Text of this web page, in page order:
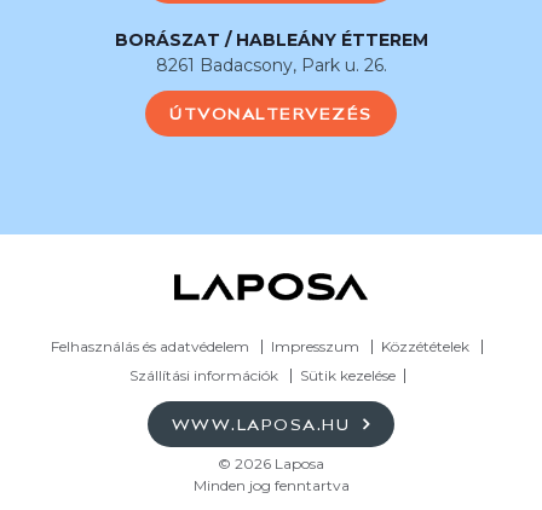
BORÁSZAT / HABLEÁNY ÉTTEREM
8261 Badacsony, Park u. 26.
ÚTVONALTERVEZÉS
Felhasználás és adatvédelem Impresszum
Közzétételek
Szállítási információk
Sütik kezelése
WWW.LAPOSA.HU
© 2026 Laposa
Minden jog fenntartva